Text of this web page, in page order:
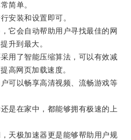
简单。
装和设置即可。
会自动帮助用户寻找最佳的网
升到最大。
了智能压缩算法，可以有效减
高网页加载速度。
以畅享高清视频、流畅游戏等
在家中，都能够拥有极速的上
极加速器更是能够帮助用户规